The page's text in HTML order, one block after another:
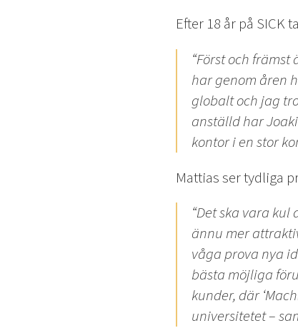
Efter 18 år på
“Först och
har genom åren
globalt och jag
anställd har
kontor i en stor
Mattias ser tydliga
“Det ska vara
ännu mer
våga prova nya
bästa möjliga
kunder, där
universitetet –